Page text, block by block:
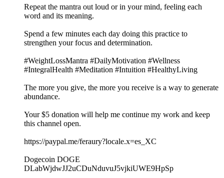
Repeat the mantra out loud or in your mind, feeling each
word and its meaning.
Spend a few minutes each day doing this practice to
strengthen your focus and determination.
#WeightLossMantra #DailyMotivation #Wellness
#IntegralHealth #Meditation #Intuition #HealthyLiving
The more you give, the more you receive is a way to generate
abundance.
Your $5 donation will help me continue my work and keep
this channel open.
⁠https://paypal.me/feraury?locale.x=es_XC⁠
Dogecoin DOGE
DLabWjdwJJ2uCDuNduvuJ5vjkiUWE9HpSp